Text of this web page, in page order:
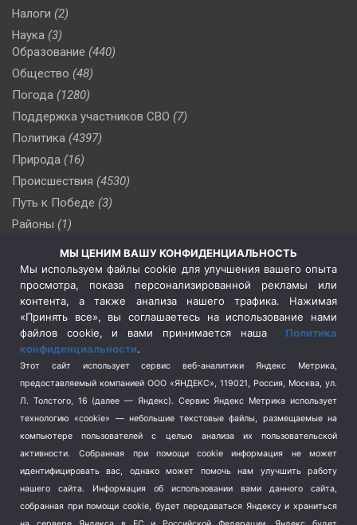
Налоги (2)
Наука (3)
Образование (440)
Общество (48)
Погода (1280)
Поддержка участников СВО (7)
Политика (4397)
Природа (16)
Происшествия (4530)
Путь к Победе (3)
Районы (1)
Сельское хозяйство (3)
Социальная политика
(3)
Спецоперация в Украине
Спецоперация на Украине
(404)
Спорт (740)
Терроризм (1)
Транспорт (262)
Туризм (178)
Флот (76)
Школа и спорт (2)
МЫ ЦЕНИМ ВАШУ КОНФИДЕНЦИАЛЬНОСТЬ
Мы используем файлы cookie для улучшения вашего опыта
просмотра, показа персонализированной рекламы или
контента, а также анализа нашего трафика. Нажимая
«Принять все», вы соглашаетесь на использование нами
файлов cookie, и вами принимается наша Политика
конфиденциальности.
Этот сайт использует сервис веб-аналитики Яндекс Метрика,
предоставляемый компанией ООО «ЯНДЕКС», 119021, Россия, Москва, ул.
Л. Толстого, 16 (далее — Яндекс). Сервис Яндекс Метрика использует
технологию «cookie» — небольшие текстовые файлы, размещаемые на
компьютере пользователей с целью анализа их пользовательской
активности.
Собранная при помощи cookie информация не может
идентифицировать вас, однако может помочь нам улучшить работу
нашего сайта. Информация об использовании вами данного сайта,
собранная при помощи cookie, будет передаваться Яндексу и храниться